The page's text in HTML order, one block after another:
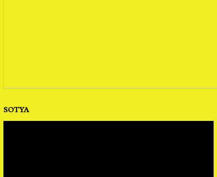
SOTYA